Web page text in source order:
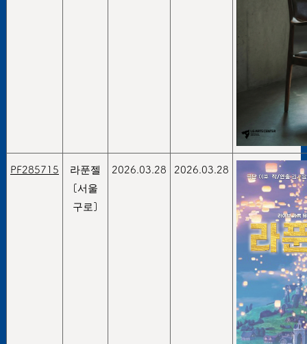
PF285715
라푼젤
[서울
구로]
2026.03.28 2026.03.28